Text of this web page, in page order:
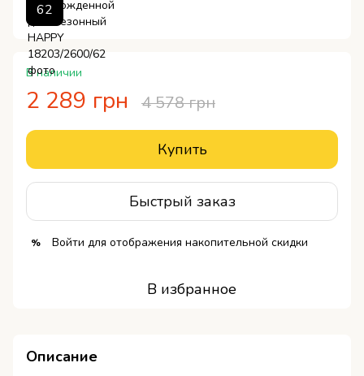
62
В наличии
2 289 грн 4 578 грн
Купить
Быстрый заказ
% Войти для отображения накопительной скидки
В избранное
Описание